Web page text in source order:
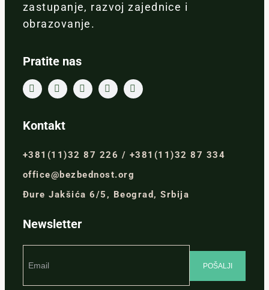
zastupanje, razvoj zajednice i
obrazovanje.
Pratite nas
Kontakt
+381(11)32 87 226 / +381(11)32 87 334
office@bezbednost.org
Đure Jakšića 6/5, Beograd, Srbija
Newsletter